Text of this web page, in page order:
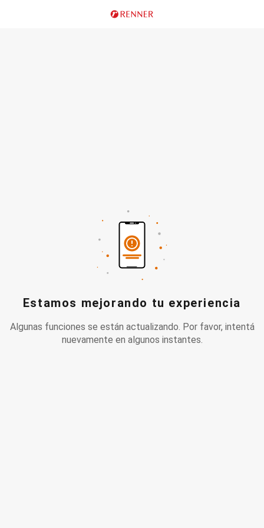
Estamos mejorando tu experiencia
Algunas funciones se están actualizando. Por favor, intentá
nuevamente en algunos instantes.